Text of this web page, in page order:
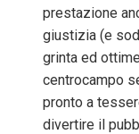
prestazione
giustizia (e
grinta ed
centrocampo
pronto a
divertire il